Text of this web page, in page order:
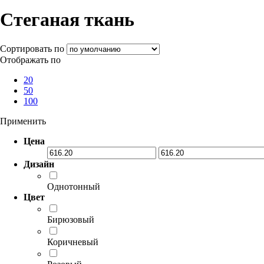
Стеганая ткань
Сортировать по
Отображать по
20
50
100
Применить
Цена
Дизайн
Однотонный
Цвет
Бирюзовый
Коричневый